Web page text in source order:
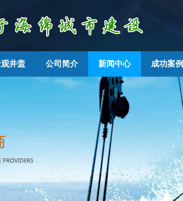
井盖 公司简介 新闻中心 成功案例